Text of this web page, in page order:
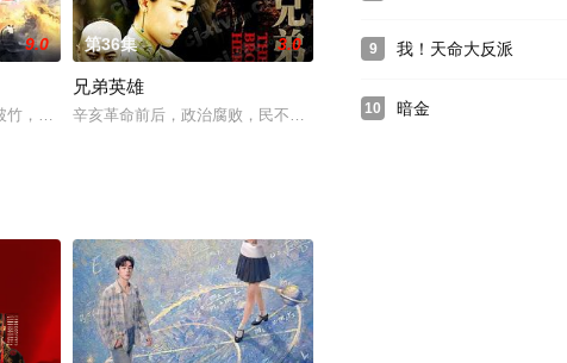
暇顾及女儿，尽管继母李云箐竭力照顾……
千圣集团应聘潮玩设计师时却发现，千圣集团的新品潮玩抄袭了她之前的插画
9.0
竹，全国解放大业指日可待。以蒋介石为首的国民党中央统治集团，妄图利用云
第36集 3.0
兄弟英雄
辛亥革命前后，政治腐败，民不聊生，国家陷入了崩溃的边缘。为挽
9 我！天命大反派
10 暗金